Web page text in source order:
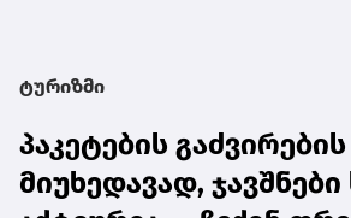
ტურიზმი
პაკეტების გაძვირების
მიუხედავად,